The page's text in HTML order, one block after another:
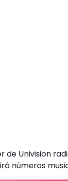
de Univision
números